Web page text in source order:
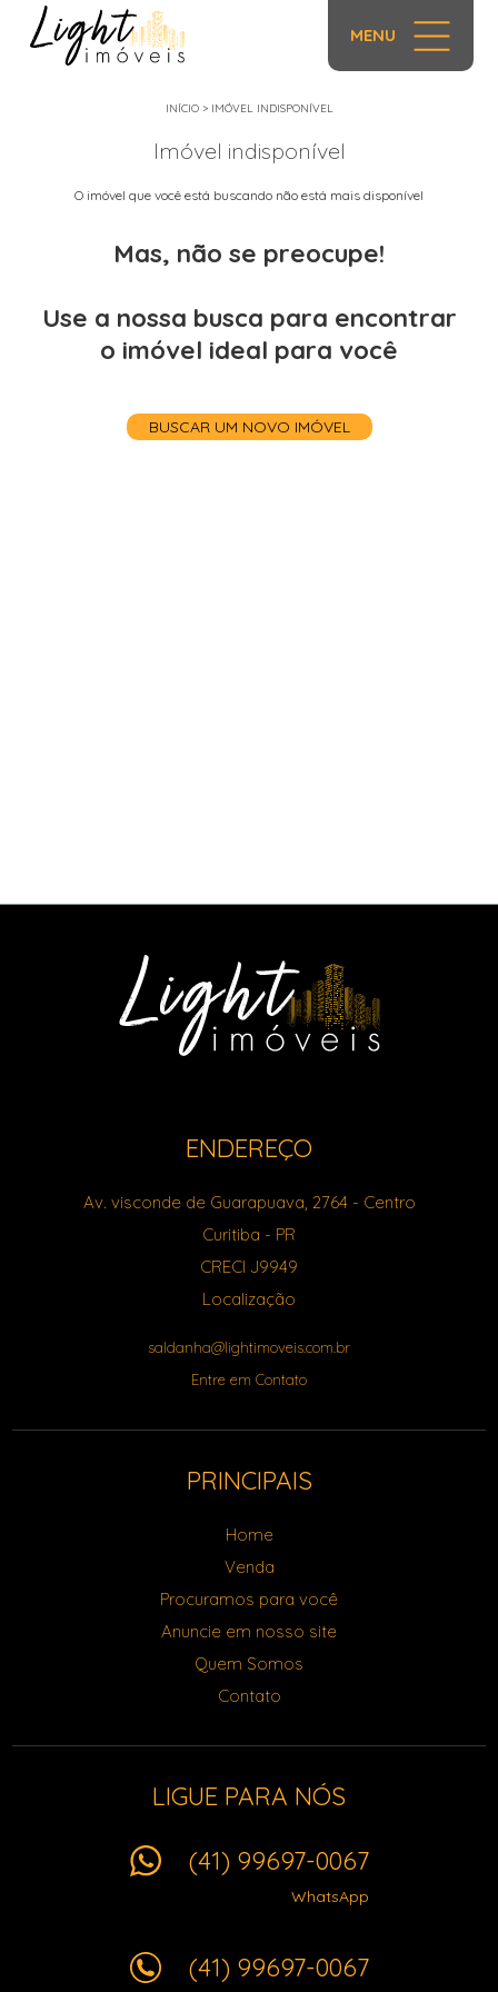
MENU
INÍCIO> IMÓVEL INDISPONÍVEL
Imóvel indisponível
O imóvel que você está buscando não está mais disponível
Mas, não se preocupe!
Use a nossa busca para encontrar
o imóvel ideal para você
BUSCAR UM NOVO IMÓVEL
ENDEREÇO
Av. visconde de Guarapuava, 2764- Centro
Curitiba - PR
CRECI J9949
Localização
saldanha@lightimoveis.com.br
Entre em Contato
PRINCIPAIS
Home
Venda
Procuramos para você
Anuncie em nosso site
Quem Somos
Contato
LIGUE PARA NÓS
(41) 99697-0067
WhatsApp
(41) 99697-0067